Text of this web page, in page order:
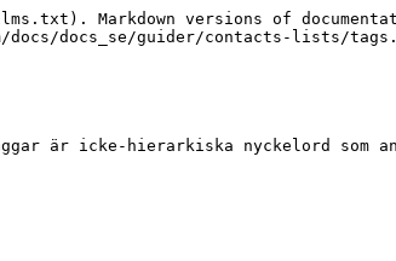
Markdown versions of
docs_se/guider/contacts-lists/
är icke-hierarkiska nyckelord som